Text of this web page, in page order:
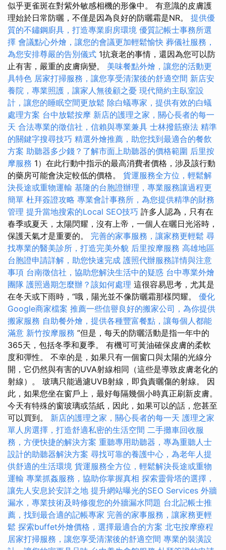
似乎更雀斑在對紫外敏感相機的形像中。 有意識的皮膚護
理始於日常防曬，不僅是因為良好的防曬霜是NR。 提供優
質的不鏽鋼廚具，打造專業廚房環境 優質記帳士事務所選
擇 會議點心外燴，讓您的會議更加輕鬆愉快 葬儀社服務，
為您安排尊嚴的告別儀式 1抗衰老的事情，還因為您可以防
止有害，嚴重的皮膚病變。 美味餐點外燴，讓您的活動更
具特色 居家打掃服務，讓您享受清潔後的舒適空間 新店安
養院，專業照護，讓家人無後顧之憂 現代簡約主臥室設
計，讓您的睡眠空間更放鬆 除白蟻專家，提供有效的白蟻
處理方案 台中放鬆按摩 新店的護理之家，關心長者的每一
天 合法專業的徵信社，信賴與專業兼具 士林撥筋療法 精準
的關鍵字搜尋技巧 精選外燴推薦，助您找到最適合的餐飲
方案 助聽器多少錢？了解市面上助聽器的價格範圍 后里按
摩服務 1）在此行動中指示的最高消費者價格，涉及該行動
的藥房可能會決定較低的價格。 貨運服務全方位，輕鬆解
決長途或重物運輸 基隆的台胞證辦理，專業服務讓過程更
簡單 杜拜簽證攻略 專業會計事務所，為您提供精準的財務
管理 提升當地搜索的Local SEO技巧 許多人認為，只有在
春季或夏天，太陽閃耀，沒有上帝，一個人在曬日光浴時，
保護天氣才是重要的。 完善的家事服務，讓家務更輕鬆 尋
找專業的醫美診所，打造完美外貌 后里按摩服務 高雄地區
台胞證申請詳解，助您快速完成 護照代辦服務詳情與注意
事項 台南徵信社，協助您解決生活中的疑惑 台中專業外燴
團隊 護照過期怎麼辦？該如何處理 這很容易思考，尤其是
在冬天或下雨時，“哦，陽光並不像防曬霜那樣閃耀。 優化
Google商家檔案 推薦一些信譽良好的搬家公司，為你提供
搬家服務 自助餐外燴，提供各種豐富餐點，讓每個人都能
滿意 新竹按摩服務 ”但是，每天的防曬活動是指一年中的
365天，包括冬季和夏季。 有機可可黃油確保皮膚的柔軟
度和彈性。 不幸的是，如果只有一個窗口與太陽的光線分
開，它仍然與有害的UVA射線相同（這些是導致皮膚老化的
射線）。 玻璃只能過濾UVB射線，即負責曬傷的射線。 因
此，如果您坐在窗戶上，最好每隔幾個小時真正刷新皮膚。
今天有特殊的窗玻璃或箔紙，因此，如果可以的話，您甚至
可以買到。 新店的護理之家，關心長者的每一天 護理之家
單人房選擇，打造舒適私密的生活空間 二手攤車回收服
務，方便快捷的解決方案 重聽專用助聽器，專為重聽人士
設計的助聽器解決方案 尋找可靠的養護中心，為老年人提
供舒適的生活環境 貨運服務全方位，輕鬆解決長途或重物
運輸 專業抓姦服務，協助你掌握真相 探索靈骨塔的選擇，
讓先人安息於安詳之地 提升網站曝光的SEO Services 外牆
漏水，專業技術及時修復您的外牆漏水問題 台北記帳士推
薦，找到最合適的記帳專家 完善的家事服務，讓家務更輕
鬆 探索buffet外燴價格，選擇最適合的方案 北屯按摩療程
居家打掃服務，讓您享受清潔後的舒適空間 專業的裝潢設